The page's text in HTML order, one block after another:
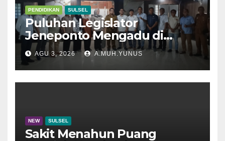
PENDIDIKAN SULSEL
Puluhan Legislator
Jeneponto Mengadu di
Disdik Sulsel
AGU 3, 2026 A.MUH.YUNUS
NEW SULSEL
Sakit Menahun Puang